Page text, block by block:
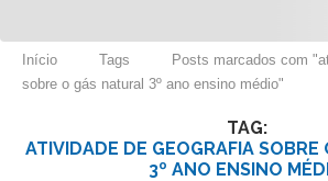
Início Tags
Posts marcados com
sobre o gás natural 3º ano ensino médio"
TAG:
ATIVIDADE DE GEOGRAFIA SOBRE
3º ANO ENSINO